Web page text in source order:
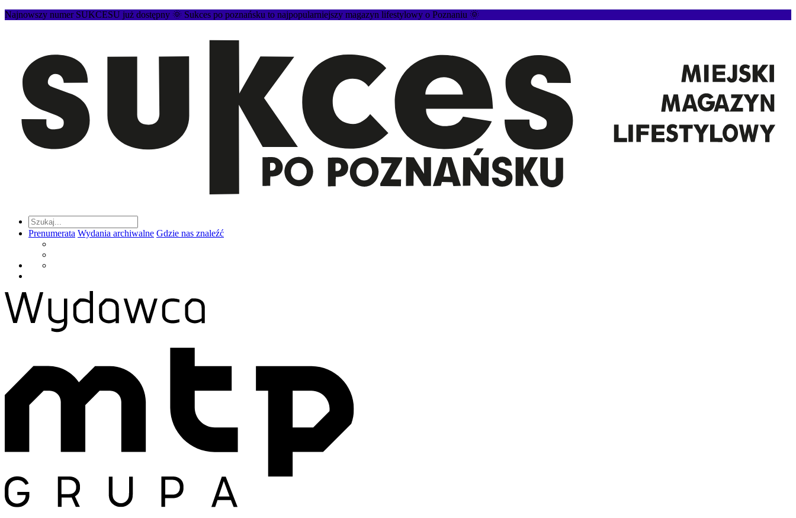
Najnowszy numer SUKCESU już dostępny 🌞 Sukces po poznańsku to najpopularniejszy magazyn lifestylowy o Poznaniu 🌞
Prenumerata Wydania archiwalne Gdzie nas znaleźć